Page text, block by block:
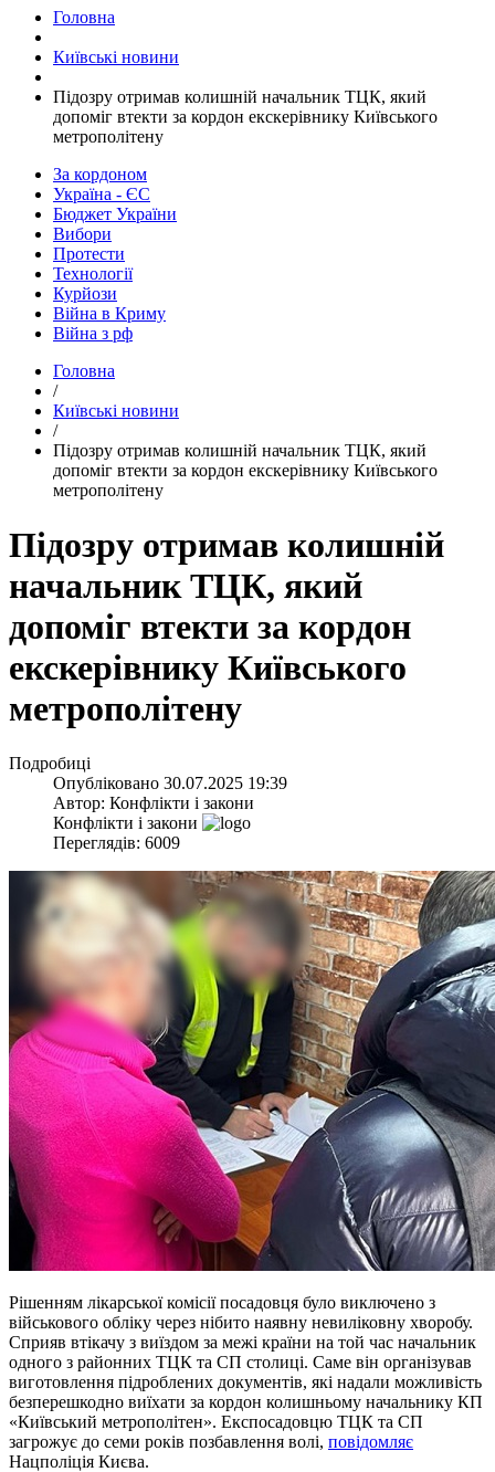
Головна
Київські новини
​Підозру отримав колишній начальник ТЦК, який
допоміг втекти за кордон екскерівнику Київського
метрополітену
За кордоном
Україна - ЄС
Бюджет України
Вибори
Протести
Технології
Курйози
Війна в Криму
Війна з рф
Головна
/
Київські новини
/
​Підозру отримав колишній начальник ТЦК, який
допоміг втекти за кордон екскерівнику Київського
метрополітену
Підозру отримав колишній
начальник ТЦК, який
допоміг втекти за кордон
екскерівнику Київського
метрополітену
Подробиці
Опубліковано 30.07.2025 19:39
Автор: Конфлікти і закони
Конфлікти і закони
Переглядів: 6009
Рішенням лікарської комісії посадовця було виключено з
військового обліку через нібито наявну невиліковну хворобу.
Сприяв втікачу з виїздом за межі країни на той час начальник
одного з районних ТЦК та СП столиці. Саме він організував
виготовлення підроблених документів, які надали можливість
безперешкодно виїхати за кордон колишньому начальнику КП
«Київський метрополітен». Експосадовцю ТЦК та СП
загрожує до семи років позбавлення волі, повідомляє
Нацполіція Києва.